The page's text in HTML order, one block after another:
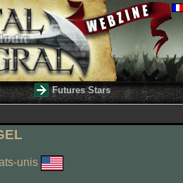
Futures Stars
unis